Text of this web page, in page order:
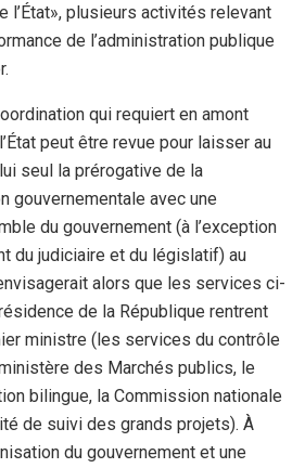
l’État», plusieurs activités relevant
de l’administration publique
qui requiert en amont
peut être revue pour laisser au
seul la prérogative de la
gouvernementale avec une
du gouvernement (à l’exception
du judiciaire et du législatif) au
alors que les services ci-
de la République rentrent
ministre (les services du contrôle
des Marchés publics, le
bilingue, la Commission nationale
de suivi des grands projets). À
du gouvernement et une